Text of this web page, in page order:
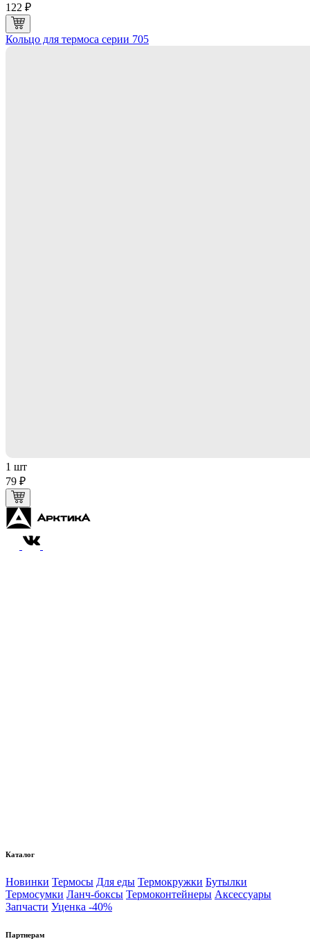
122 ₽
Кольцо для термоса серии 705
1 шт
79 ₽
Каталог
Новинки Термосы Для еды Термокружки Бутылки
Термосумки Ланч-боксы Термоконтейнеры Аксессуары
Запчасти Уценка -40%
Партнерам